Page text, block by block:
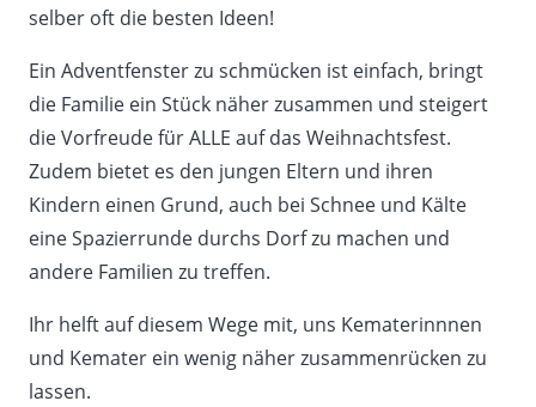
selber oft die besten Ideen!
Ein Adventfenster zu schmücken ist einfach, bringt
die Familie ein Stück näher zusammen und steigert
die Vorfreude für ALLE auf das Weihnachtsfest.
Zudem bietet es den jungen Eltern und ihren
Kindern einen Grund, auch bei Schnee und Kälte
eine Spazierrunde durchs Dorf zu machen und
andere Familien zu treffen.
Ihr helft auf diesem Wege mit, uns Kematerinnnen
und Kemater ein wenig näher zusammenrücken zu
lassen.